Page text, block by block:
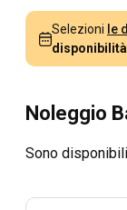
Selezioni le
Noleggio
Sono disponibili